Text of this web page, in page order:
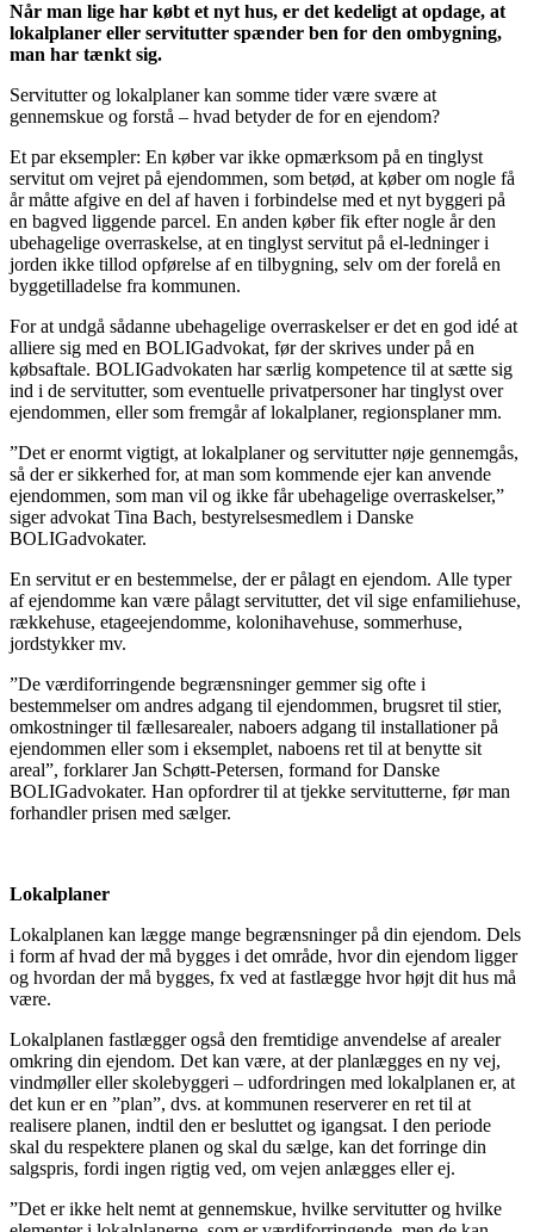
Når man lige har købt et nyt hus, er det kedeligt at opdage, at
lokalplaner eller servitutter spænder ben for den ombygning,
man har tænkt sig.
Servitutter og lokalplaner kan somme tider være svære at
gennemskue og forstå – hvad betyder de for en ejendom?
Et par eksempler: En køber var ikke opmærksom på en tinglyst
servitut om vejret på ejendommen, som betød, at køber om nogle få
år måtte afgive en del af haven i forbindelse med et nyt byggeri på
en bagved liggende parcel. En anden køber fik efter nogle år den
ubehagelige overraskelse, at en tinglyst servitut på el-ledninger i
jorden ikke tillod opførelse af en tilbygning, selv om der forelå en
byggetilladelse fra kommunen.
For at undgå sådanne ubehagelige overraskelser er det en god idé at
alliere sig med en BOLIGadvokat, før der skrives under på en
købsaftale. BOLIGadvokaten har særlig kompetence til at sætte sig
ind i de servitutter, som eventuelle privatpersoner har tinglyst over
ejendommen, eller som fremgår af lokalplaner, regionsplaner mm.
”Det er enormt vigtigt, at lokalplaner og servitutter nøje gennemgås,
så der er sikkerhed for, at man som kommende ejer kan anvende
ejendommen, som man vil og ikke får ubehagelige overraskelser,”
siger advokat Tina Bach, bestyrelsesmedlem i Danske
BOLIGadvokater.
En servitut er en bestemmelse, der er pålagt en ejendom. Alle typer
af ejendomme kan være pålagt servitutter, det vil sige enfamiliehuse,
rækkehuse, etageejendomme, kolonihavehuse, sommerhuse,
jordstykker mv.
”De værdiforringende begrænsninger gemmer sig ofte i
bestemmelser om andres adgang til ejendommen, brugsret til stier,
omkostninger til fællesarealer, naboers adgang til installationer på
ejendommen eller som i eksemplet, naboens ret til at benytte sit
areal”, forklarer Jan Schøtt-Petersen, formand for Danske
BOLIGadvokater. Han opfordrer til at tjekke servitutterne, før man
forhandler prisen med sælger.
Lokalplaner
Lokalplanen kan lægge mange begrænsninger på din ejendom. Dels
i form af hvad der må bygges i det område, hvor din ejendom ligger
og hvordan der må bygges, fx ved at fastlægge hvor højt dit hus må
være.
Lokalplanen fastlægger også den fremtidige anvendelse af arealer
omkring din ejendom. Det kan være, at der planlægges en ny vej,
vindmøller eller skolebyggeri – udfordringen med lokalplanen er, at
det kun er en ”plan”, dvs. at kommunen reserverer en ret til at
realisere planen, indtil den er besluttet og igangsat. I den periode
skal du respektere planen og skal du sælge, kan det forringe din
salgspris, fordi ingen rigtig ved, om vejen anlægges eller ej.
”Det er ikke helt nemt at gennemskue, hvilke servitutter og hvilke